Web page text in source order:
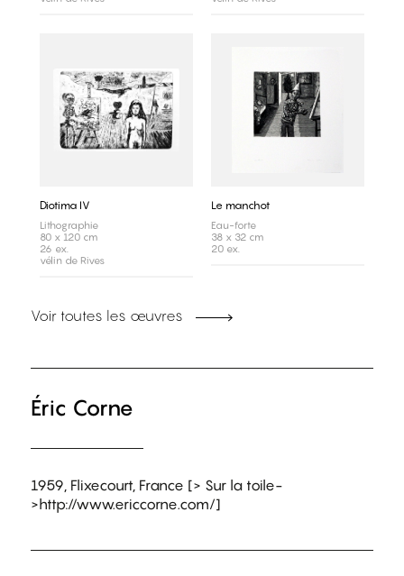
Diotima IV
Lithographie
80 x 120 cm
26 ex.
vélin de Rives
Le manchot
Eau-forte
38 x 32 cm
20 ex.
Voir toutes les œuvres
Éric Corne
1959, Flixecourt, France [> Sur la toile-
>http://www.ericcorne.com/]